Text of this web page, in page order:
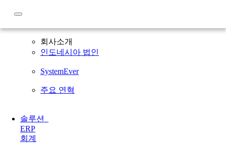
회사소개
인도네시아 법인
SystemEver
주요 연혁
솔루션
ERP
회계